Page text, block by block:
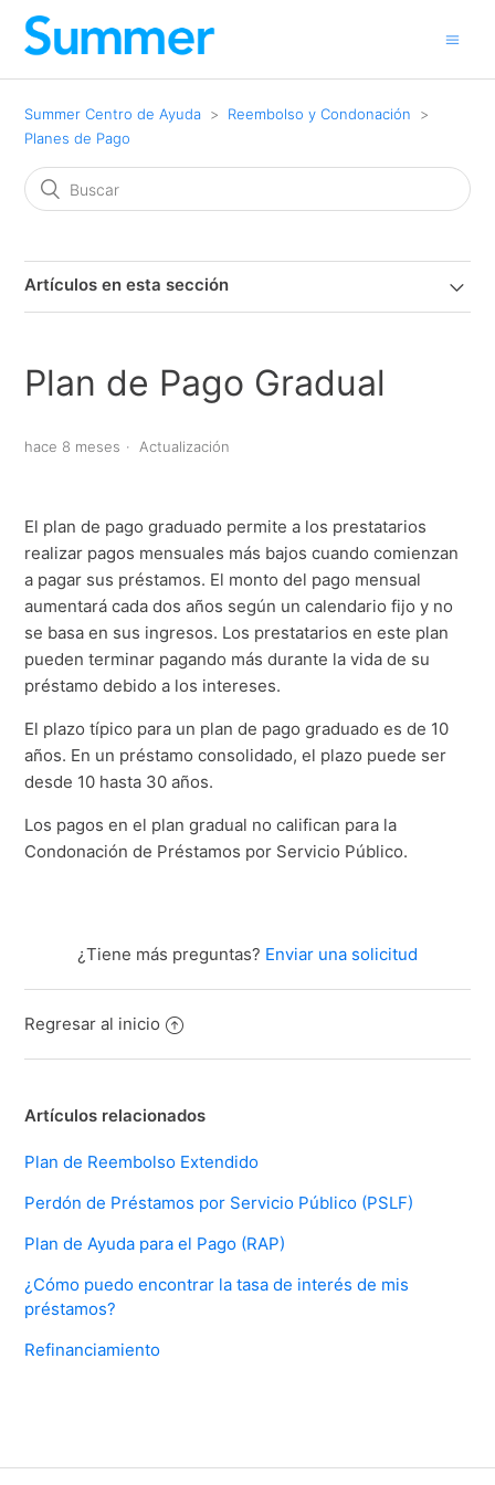
Summer Centro de Ayuda
Reembolso y Condonación
Planes de Pago
Artículos en esta sección
Plan de Pago Gradual
hace 8 meses Actualización
El plan de pago graduado permite a los prestatarios
realizar pagos mensuales más bajos cuando comienzan
a pagar sus préstamos. El monto del pago mensual
aumentará cada dos años según un calendario fijo y no
se basa en sus ingresos. Los prestatarios en este plan
pueden terminar pagando más durante la vida de su
préstamo debido a los intereses.
El plazo típico para un plan de pago graduado es de 10
años. En un préstamo consolidado, el plazo puede ser
desde 10 hasta 30 años.
Los pagos en el plan gradual no califican para la
Condonación de Préstamos por Servicio Público.
¿Tiene más preguntas? Enviar una solicitud
Regresar al inicio
Artículos relacionados
Plan de Reembolso Extendido
Perdón de Préstamos por Servicio Público (PSLF)
Plan de Ayuda para el Pago (RAP)
¿Cómo puedo encontrar la tasa de interés de mis
préstamos?
Refinanciamiento